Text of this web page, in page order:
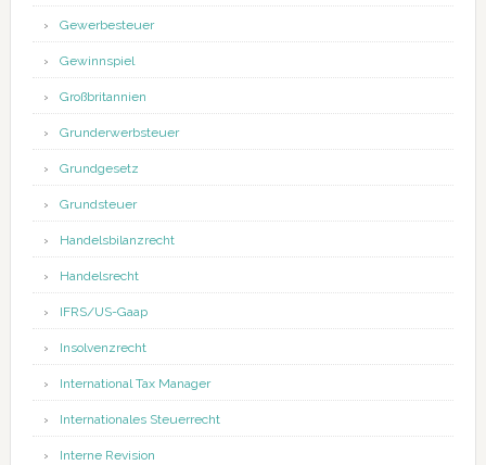
Gewerbesteuer
Gewinnspiel
Großbritannien
Grunderwerbsteuer
Grundgesetz
Grundsteuer
Handelsbilanzrecht
Handelsrecht
IFRS/US-Gaap
Insolvenzrecht
International Tax Manager
Internationales Steuerrecht
Interne Revision